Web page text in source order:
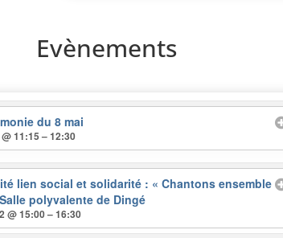
Evènements
du 8 mai
11:15 – 12:30
lien social et solidarité : « Chantons ensemble
polyvalente de Dingé
@ 15:00 – 16:30